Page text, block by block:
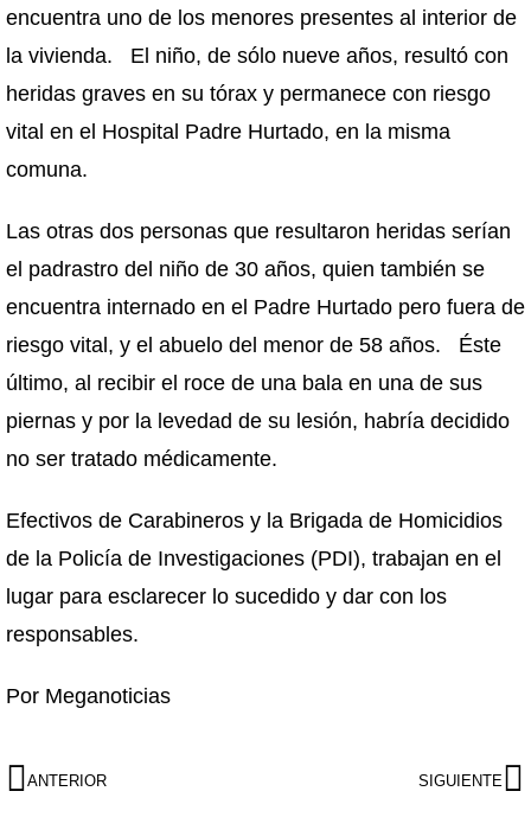
encuentra uno de los menores presentes al interior de
la vivienda. El niño, de sólo nueve años, resultó con
heridas graves en su tórax y permanece con riesgo
vital en el Hospital Padre Hurtado, en la misma
comuna.
Las otras dos personas que resultaron heridas serían
el padrastro del niño de 30 años, quien también se
encuentra internado en el Padre Hurtado pero fuera de
riesgo vital, y el abuelo del menor de 58 años. Éste
último, al recibir el roce de una bala en una de sus
piernas y por la levedad de su lesión, habría decidido
no ser tratado médicamente.
Efectivos de Carabineros y la Brigada de Homicidios
de la Policía de Investigaciones (PDI), trabajan en el
lugar para esclarecer lo sucedido y dar con los
responsables.
Por Meganoticias
ANTERIOR SIGUIENTE